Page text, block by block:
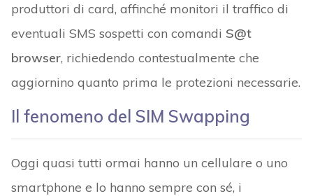
produttori di card, affinché monitori il traffico di
eventuali SMS sospetti con comandi S@t
browser, richiedendo contestualmente che
aggiornino quanto prima le protezioni necessarie.
Il fenomeno del SIM Swapping
Oggi quasi tutti ormai hanno un cellulare o uno
smartphone e lo hanno sempre con sé, i